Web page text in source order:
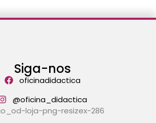
Siga-nos
oficinadidactica
@oficina_didactica